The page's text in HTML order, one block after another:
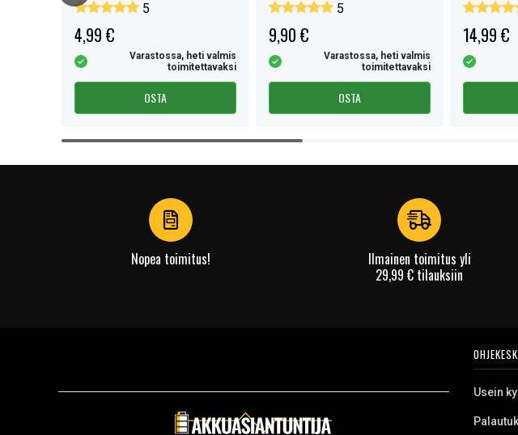
5
4,99 €
Varastossa, heti valmis
toimitettavaksi
OSTA
5
9,90 €
Varastossa, heti valmis
toimitettavaksi
OSTA
14,99 €
Item
Nopea toimitus!
Ilmainen toimitus yli
29,99 € tilauksiin
Usein